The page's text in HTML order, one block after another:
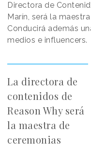
Directora de
Marín, será la
Conducirá además
medios e influencers.
La directora de
contenidos de
Reason Why será
la maestra de
ceremonias